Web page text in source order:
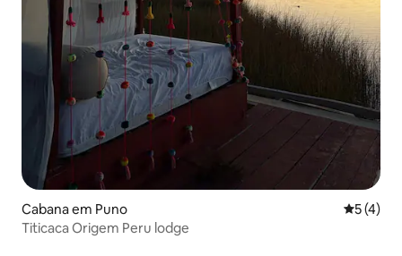
Cabana em Puno
5 (4)
Titicaca Origem Peru lodge